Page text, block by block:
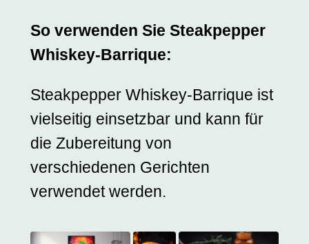
So verwenden Sie Steakpepper
Whiskey-Barrique:
Steakpepper Whiskey-Barrique ist
vielseitig einsetzbar und kann für
die Zubereitung von
verschiedenen Gerichten
verwendet werden.